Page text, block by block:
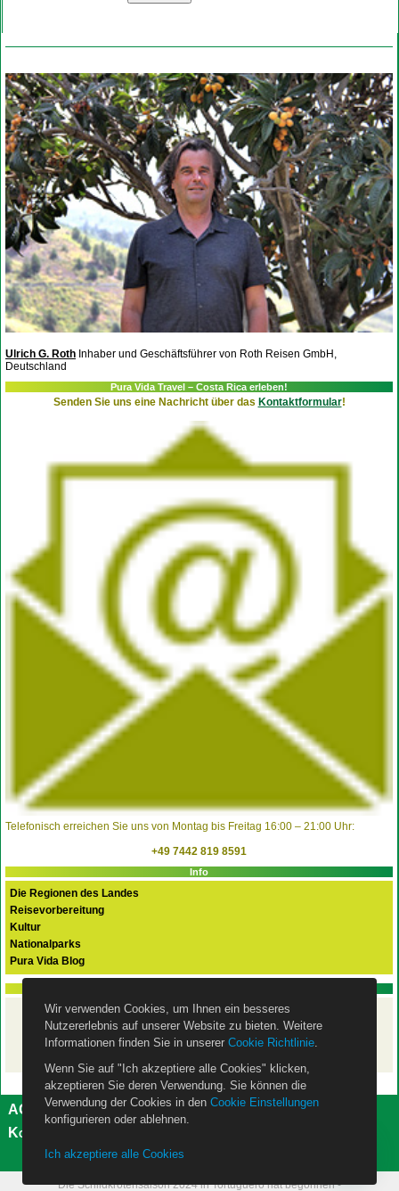
Ulrich G. Roth Inhaber und Geschäftsführer von Roth Reisen GmbH,
Deutschland
Pura Vida Travel – Costa Rica erleben!
Senden Sie uns eine Nachricht über das Kontaktformular!
Telefonisch erreichen Sie uns von Montag bis Freitag 16:00 – 21:00 Uhr:
+49 7442 819 8591
Info
Die Regionen des Landes
Reisevorbereitung
Kultur
Nationalparks
Pura Vida Blog
Ihre Costa Rica Rundreise
mit dem Mietwagen
– ist mit unseremBasispaket
AGB Impressum
Datenschutzerklärung
Kontakt
Die Schildkrötensaison 2024 in Tortuguero hat begonnen -
Wir verwenden Cookies, um Ihnen ein besseres
Nutzererlebnis auf unserer Website zu bieten. Weitere
Informationen finden Sie in unserer Cookie Richtlinie.
Wenn Sie auf "Ich akzeptiere alle Cookies" klicken,
akzeptieren Sie deren Verwendung. Sie können die
Verwendung der Cookies in den Cookie Einstellungen
konfigurieren oder ablehnen.
Ich akzeptiere alle Cookies